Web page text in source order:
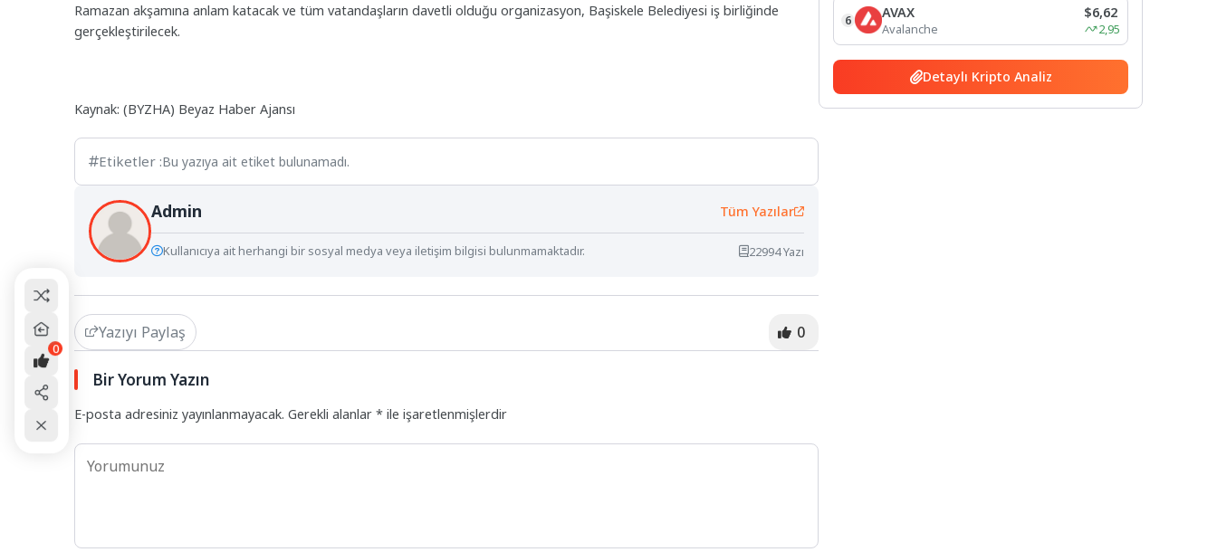
Ramazan akşamına anlam katacak ve tüm vatandaşların davetli olduğu organizasyon, Başiskele Belediyesi iş birliğinde
gerçekleştirilecek.
Kaynak: (BYZHA) Beyaz Haber Ajansı
Etiketler :Bu yazıya ait etiket bulunamadı.
Admin Tüm Yazılar
Kullanıcıya ait herhangi bir sosyal medya veya iletişim bilgisi bulunmamaktadır. 22994 Yazı
Yazıyı Paylaş 0
Bir Yorum Yazın
E-posta adresiniz yayınlanmayacak. Gerekli alanlar * ile işaretlenmişlerdir
6 AVAX
Avalanche
$6,62
2,95
Detaylı Kripto Analiz
0